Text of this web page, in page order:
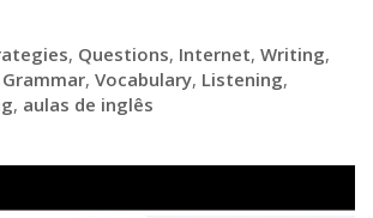
, Questions, Internet, Writing,
Grammar, Vocabulary, Listening,
, aulas de inglês